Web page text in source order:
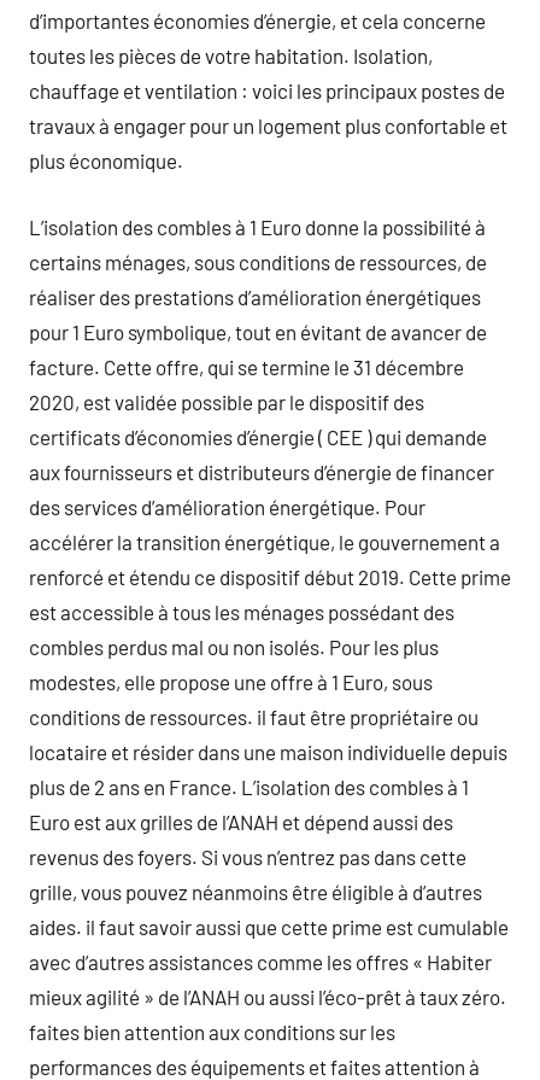
d’importantes économies d’énergie, et cela concerne
toutes les pièces de votre habitation. Isolation,
chauffage et ventilation : voici les principaux postes de
travaux à engager pour un logement plus confortable et
plus économique.
L’isolation des combles à 1 Euro donne la possibilité à
certains ménages, sous conditions de ressources, de
réaliser des prestations d’amélioration énergétiques
pour 1 Euro symbolique, tout en évitant de avancer de
facture. Cette offre, qui se termine le 31 décembre
2020, est validée possible par le dispositif des
certificats d’économies d’énergie ( CEE ) qui demande
aux fournisseurs et distributeurs d’énergie de financer
des services d’amélioration énergétique. Pour
accélérer la transition énergétique, le gouvernement a
renforcé et étendu ce dispositif début 2019. Cette prime
est accessible à tous les ménages possédant des
combles perdus mal ou non isolés. Pour les plus
modestes, elle propose une offre à 1 Euro, sous
conditions de ressources. il faut être propriétaire ou
locataire et résider dans une maison individuelle depuis
plus de 2 ans en France. L’isolation des combles à 1
Euro est aux grilles de l’ANAH et dépend aussi des
revenus des foyers. Si vous n’entrez pas dans cette
grille, vous pouvez néanmoins être éligible à d’autres
aides. il faut savoir aussi que cette prime est cumulable
avec d’autres assistances comme les offres « Habiter
mieux agilité » de l’ANAH ou aussi l’éco-prêt à taux zéro.
faites bien attention aux conditions sur les
performances des équipements et faites attention à